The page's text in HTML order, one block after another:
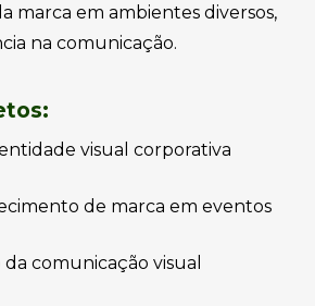
marca em ambientes diversos,
na comunicação.
visual corporativa
de marca em eventos
comunicação visual